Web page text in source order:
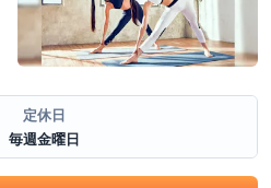
定休日
毎週金曜日